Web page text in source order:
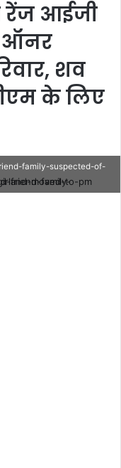
रेंज आईजी
ऑनर
शव
के लिए
family-suspected-of-